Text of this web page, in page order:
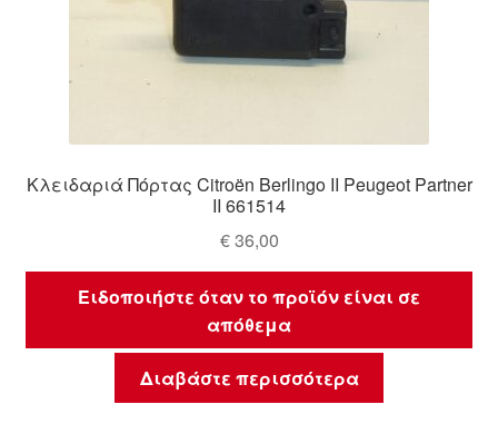
Κλειδαριά Πόρτας Citroën Berlingo II Peugeot Partner
II 661514
€36,00
Ειδοποιήστε όταν το προϊόν είναι σε
απόθεμα
Διαβάστε περισσότερα